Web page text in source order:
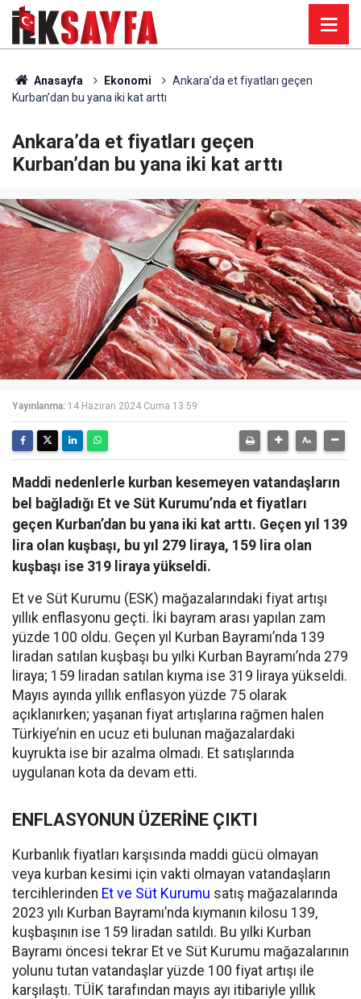
Anasayfa Ekonomi
Ankara’da et fiyatları geçen
Kurban’dan bu yana iki kat arttı
Ankara’da et fiyatları geçen
Kurban’dan bu yana iki kat arttı
Yayınlanma: 14 Haziran 2024 Cuma 13:59
Maddi nedenlerle kurban kesemeyen vatandaşların
bel bağladığı Et ve Süt Kurumu’nda et fiyatları
geçen Kurban’dan bu yana iki kat arttı. Geçen yıl 139
lira olan kuşbaşı, bu yıl 279 liraya, 159 lira olan
kuşbaşı ise 319 liraya yükseldi.
Et ve Süt Kurumu (ESK) mağazalarındaki fiyat artışı
yıllık enflasyonu geçti. İki bayram arası yapılan zam
yüzde 100 oldu. Geçen yıl Kurban Bayramı’nda 139
liradan satılan kuşbaşı bu yılki Kurban Bayramı’nda 279
liraya; 159 liradan satılan kıyma ise 319 liraya yükseldi.
Mayıs ayında yıllık enflasyon yüzde 75 olarak
açıklanırken; yaşanan fiyat artışlarına rağmen halen
Türkiye’nin en ucuz eti bulunan mağazalardaki
kuyrukta ise bir azalma olmadı. Et satışlarında
uygulanan kota da devam etti.
ENFLASYONUN ÜZERİNE ÇIKTI
Kurbanlık fiyatları karşısında maddi gücü olmayan
veya kurban kesimi için vakti olmayan vatandaşların
tercihlerinden Et ve Süt Kurumu satış mağazalarında
2023 yılı Kurban Bayramı’nda kıymanın kilosu 139,
kuşbaşının ise 159 liradan satıldı. Bu yılki Kurban
Bayramı öncesi tekrar Et ve Süt Kurumu mağazalarının
yolunu tutan vatandaşlar yüzde 100 fiyat artışı ile
karşılaştı. TÜİK tarafından mayıs ayı itibariyle yıllık